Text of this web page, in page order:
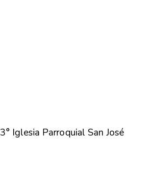
3° Iglesia Parroquial San José